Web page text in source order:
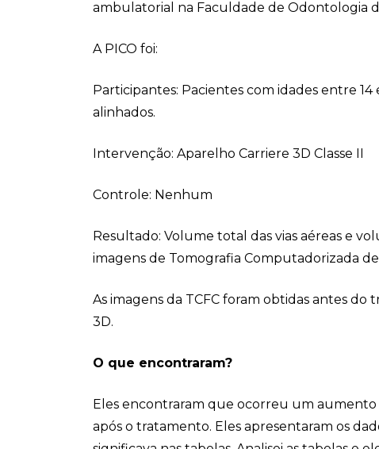
ambulatorial na Faculdade de Odontologia
A PICO foi:
Participantes: Pacientes com idades entre 14
alinhados.
Intervenção: Aparelho Carriere 3D Classe II
Controle: Nenhum
Resultado: Volume total das vias aéreas e
imagens de Tomografia Computadorizada de
As imagens da TCFC foram obtidas antes
3D.
O que encontraram?
Eles encontraram que ocorreu um aumento
após o tratamento. Eles apresentaram os